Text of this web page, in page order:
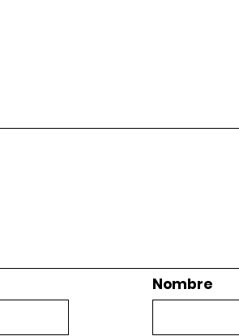
Nombre